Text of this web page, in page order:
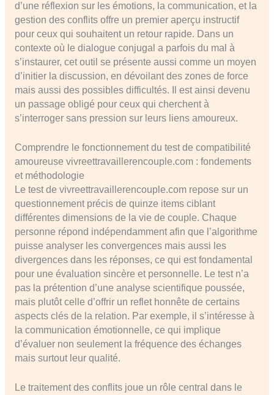
d’une réflexion sur les émotions, la communication, et la
gestion des conflits offre un premier aperçu instructif
pour ceux qui souhaitent un retour rapide. Dans un
contexte où le dialogue conjugal a parfois du mal à
s’instaurer, cet outil se présente aussi comme un moyen
d’initier la discussion, en dévoilant des zones de force
mais aussi des possibles difficultés. Il est ainsi devenu
un passage obligé pour ceux qui cherchent à
s’interroger sans pression sur leurs liens amoureux.
Comprendre le fonctionnement du test de compatibilité
amoureuse vivreettravaillerencouple.com : fondements
et méthodologie
Le test de vivreettravaillerencouple.com repose sur un
questionnement précis de quinze items ciblant
différentes dimensions de la vie de couple. Chaque
personne répond indépendamment afin que l’algorithme
puisse analyser les convergences mais aussi les
divergences dans les réponses, ce qui est fondamental
pour une évaluation sincère et personnelle. Le test n’a
pas la prétention d’une analyse scientifique poussée,
mais plutôt celle d’offrir un reflet honnête de certains
aspects clés de la relation. Par exemple, il s’intéresse à
la communication émotionnelle, ce qui implique
d’évaluer non seulement la fréquence des échanges
mais surtout leur qualité.
Le traitement des conflits joue un rôle central dans le